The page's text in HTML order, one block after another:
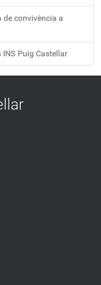
de convivència a
INS Puig Castellar